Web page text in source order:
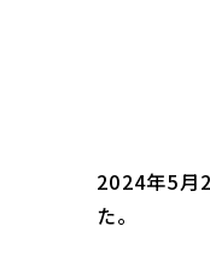
2024年5月
た。